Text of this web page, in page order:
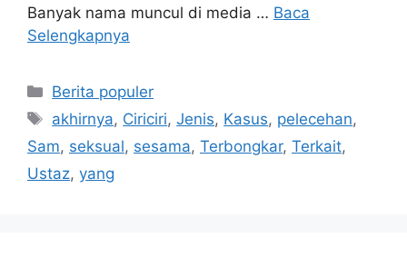
Banyak nama muncul di media … Baca
Selengkapnya
Kategori
Berita populer
Tag
akhirnya, Ciriciri,Jenis, Kasus, pelecehan,
Sam, seksual, sesama, Terbongkar, Terkait,
Ustaz, yang